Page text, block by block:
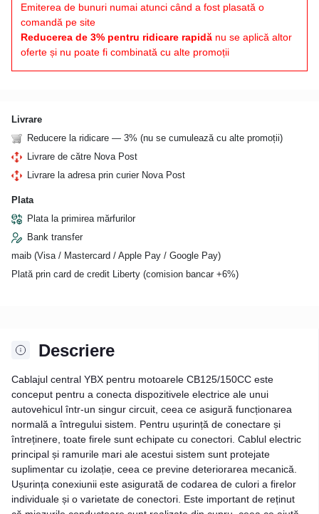
Emiterea de bunuri numai atunci când a fost plasată o
comandă pe site
Reducerea de 3% pentru ridicare rapidă nu se aplică altor
oferte și nu poate fi combinată cu alte promoții
Livrare
Reducere la ridicare — 3% (nu se cumulează cu alte promoții)
Livrare de către Nova Post
Livrare la adresa prin curier Nova Post
Plata
Plata la primirea mărfurilor
Bank transfer
maib (Visa / Mastercard / Apple Pay / Google Pay)
Plată prin card de credit Liberty (comision bancar +6%)
Descriere
Cablajul central YBX pentru motoarele CB125/150CC este
conceput pentru a conecta dispozitivele electrice ale unui
autovehicul într-un singur circuit, ceea ce asigură funcționarea
normală a întregului sistem. Pentru ușurință de conectare și
întreținere, toate firele sunt echipate cu conectori. Cablul electric
principal și ramurile mari ale acestui sistem sunt protejate
suplimentar cu izolație, ceea ce previne deteriorarea mecanică.
Ușurința conexiunii este asigurată de codarea de culori a firelor
individuale și o varietate de conectori. Este important de reținut